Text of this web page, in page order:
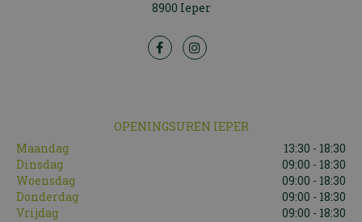
8900 Ieper
OPENINGSUREN IEPER
Maandag
13:30 - 18:30
Dinsdag
09:00 - 18:30
Woensdag
09:00 - 18:30
Donderdag
09:00 - 18:30
Vrijdag
09:00 - 18:30